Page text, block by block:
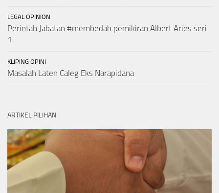
LEGAL OPINION
Perintah Jabatan #membedah pemikiran Albert Aries seri
1
KLIPING OPINI
Masalah Laten Caleg Eks Narapidana
ARTIKEL PILIHAN